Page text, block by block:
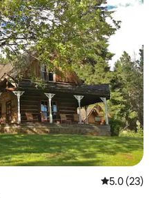
Calificación
5.0 (23)